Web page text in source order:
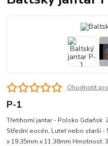
Ohodnotit
P-1
Třetihorní jantar - Polsko Gdaňsk
Střední eocén, Lutet nebo starší -
x 19.35mm x 11.38mm